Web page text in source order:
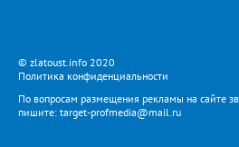
© zlatoust.info 2020
Политика конфиденциальности
По вопросам размещения рекламы на сайте
пишите: target-profmedia@mail.ru